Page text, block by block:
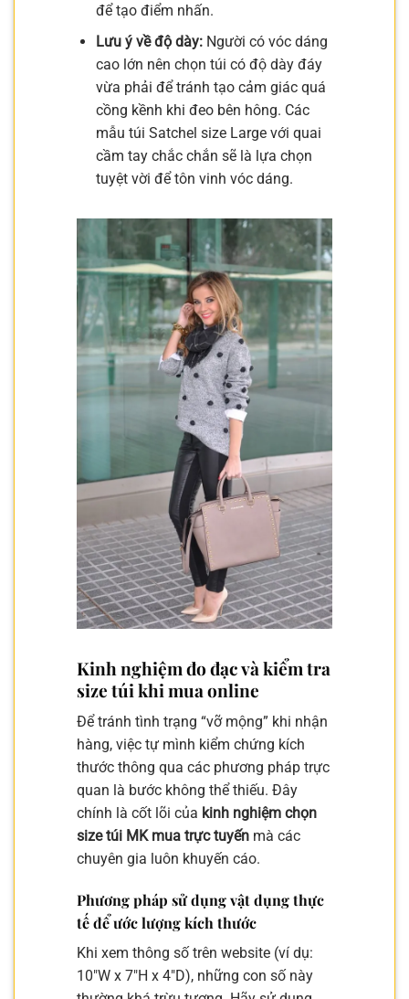
để tạo điểm nhấn.
Lưu ý về độ dày:Người có vóc dáng
cao lớn nên chọn túi có độ dày đáy
vừa phải để tránh tạo cảm giác quá
cồng kềnh khi đeo bên hông. Các
mẫu túi Satchel size Large với quai
cầm tay chắc chắn sẽ là lựa chọn
tuyệt vời để tôn vinh vóc dáng.
Kinh nghiệm đo đạc và kiểm tra
size túi khi mua online
Để tránh tình trạng “vỡ mộng” khi nhận
hàng, việc tự mình kiểm chứng kích
thước thông qua các phương pháp trực
quan là bước không thể thiếu. Đây
chính là cốt lõi của kinh nghiệm chọn
size túi MK mua trực tuyến mà các
chuyên gia luôn khuyến cáo.
Phương pháp sử dụng vật dụng thực
tế để ước lượng kích thước
Khi xem thông số trên website (ví dụ:
10″W x 7″H x 4″D), những con số này